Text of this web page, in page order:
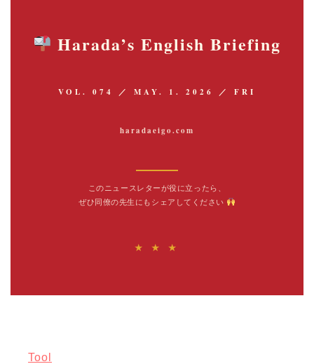
Harada’s English Briefing
VOL. 074 ／ MAY. 1. 2026 ／ FRI
haradaeigo.com
このニュースレターが役に立ったら、
ぜひ同僚の先生にもシェアしてください
★ ★ ★
Tool